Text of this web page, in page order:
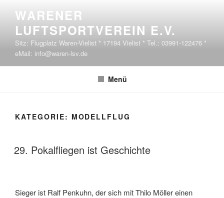
WARENER
LUFTSPORTVEREIN E.V.
Sitz: Flugplatz Waren-Vielist * 17194 Vielist * Tel.: 03991-122476 *
eMail: info@waren-lsv.de
Menü
KATEGORIE: MODELLFLUG
VERÖFFENTLICHT AM
29. Pokalfliegen ist Geschichte
Sieger ist Ralf Penkuhn, der sich mit Thilo Möller einen